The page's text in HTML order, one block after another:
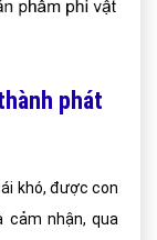
phát
khó, được con
nhận, qua